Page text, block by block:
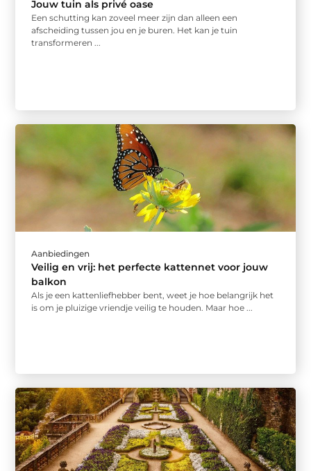
Jouw tuin als privé oase
Een schutting kan zoveel meer zijn dan alleen een
afscheiding tussen jou en je buren. Het kan je tuin
transformeren ...
Aanbiedingen
Veilig en vrij: het perfecte kattennet voor jouw
balkon
Als je een kattenliefhebber bent, weet je hoe belangrijk het
is om je pluizige vriendje veilig te houden. Maar hoe ...